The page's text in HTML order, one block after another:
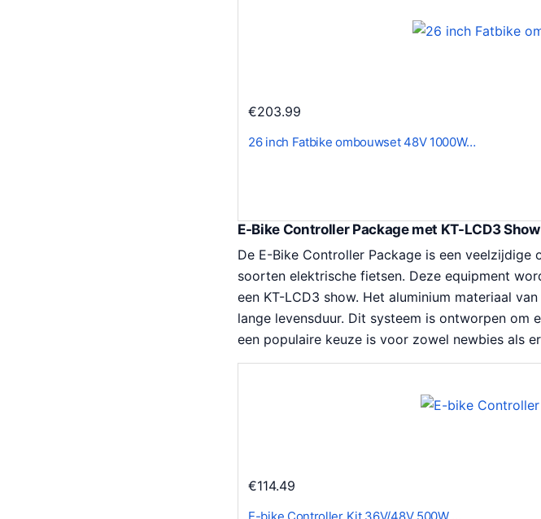
€203.99
26 inch Fatbike ombouwset 48V 1000W…
E-Bike Controller Package met KT-LCD3 Show
De E-Bike Controller Package is een
soorten elektrische fietsen. Deze equipment
een KT-LCD3 show. Het aluminium materiaal
lange levensduur. Dit systeem is ontworpen
een populaire keuze is voor zowel newbies als
€114.49